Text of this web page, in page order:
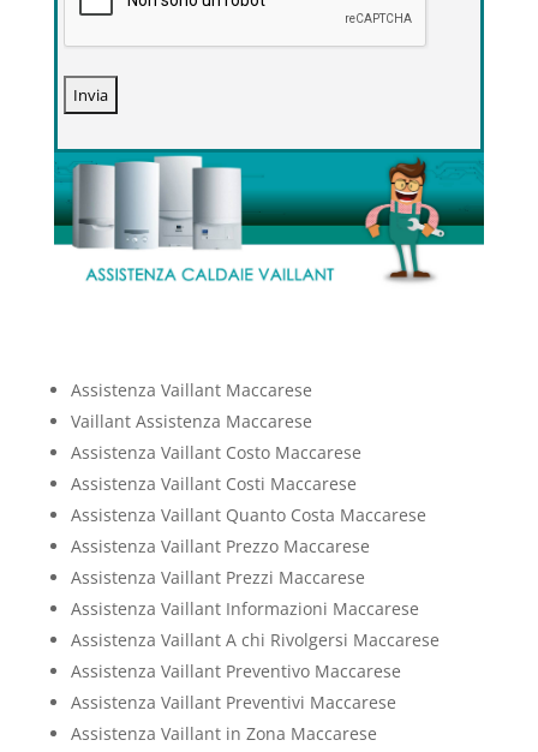
Assistenza Vaillant Maccarese
Vaillant Assistenza Maccarese
Assistenza Vaillant Costo Maccarese
Assistenza Vaillant Costi Maccarese
Assistenza Vaillant Quanto Costa Maccarese
Assistenza Vaillant Prezzo Maccarese
Assistenza Vaillant Prezzi Maccarese
Assistenza Vaillant Informazioni Maccarese
Assistenza Vaillant A chi Rivolgersi Maccarese
Assistenza Vaillant Preventivo Maccarese
Assistenza Vaillant Preventivi Maccarese
Assistenza Vaillant in Zona Maccarese